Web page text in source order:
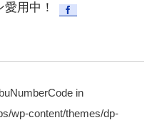
用中！
in
wp-content/themes/dp-